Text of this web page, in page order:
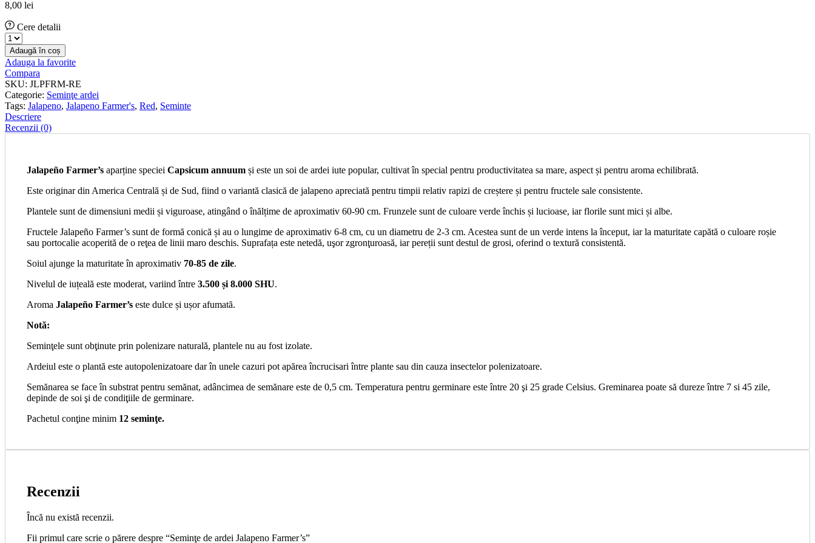
8,00 lei
Cere detalii
Seminţe
de
ardei
Jalapeno
Farmer's
cantitate
Adaugă în coș
Adauga la favorite
Compara
SKU: JLPFRM-RE
Categorie: Seminţe ardei
Tags: Jalapeno, Jalapeno Farmer's, Red, Seminte
Descriere
Recenzii (0)
Jalapeño Farmer’s aparține speciei Capsicum annuum și este un soi de ardei iute popular, cultivat în special pentru productivitatea sa mare, aspect și pentru aroma echilibrată.
Este originar din America Centrală și de Sud, fiind o variantă clasică de jalapeno apreciată pentru timpii relativ rapizi de creștere și pentru fructele sale consistente.
Plantele sunt de dimensiuni medii și viguroase, atingând o înălțime de aproximativ 60-90 cm. Frunzele sunt de culoare verde închis și lucioase, iar florile sunt mici și albe.
Fructele Jalapeño Farmer’s sunt de formă conică și au o lungime de aproximativ 6-8 cm, cu un diametru de 2-3 cm. Acestea sunt de un verde intens la început, iar la maturitate capătă o culoare roșie
sau portocalie acoperită de o reţea de linii maro deschis. Suprafața este netedă, uşor zgronţuroasă, iar pereții sunt destul de grosi, oferind o textură consistentă.
Soiul ajunge la maturitate în aproximativ 70-85 de zile.
Nivelul de iuțeală este moderat, variind între 3.500 și 8.000 SHU.
Aroma Jalapeño Farmer’s este dulce și ușor afumată.
Notă:
Seminţele sunt obţinute prin polenizare naturală, plantele nu au fost izolate.
Ardeiul este o plantă este autopolenizatoare dar în unele cazuri pot apărea încrucisari între plante sau din cauza insectelor polenizatoare.
Semănarea se face în substrat pentru semănat, adâncimea de semănare este de 0,5 cm. Temperatura pentru germinare este între 20 şi 25 grade Celsius. Greminarea poate să dureze între 7 si 45 zile,
depinde de soi şi de condiţiile de germinare.
Pachetul conţine minim 12 seminţe.
Recenzii
Încă nu există recenzii.
Fii primul care scrie o părere despre “Seminţe de ardei Jalapeno Farmer’s”